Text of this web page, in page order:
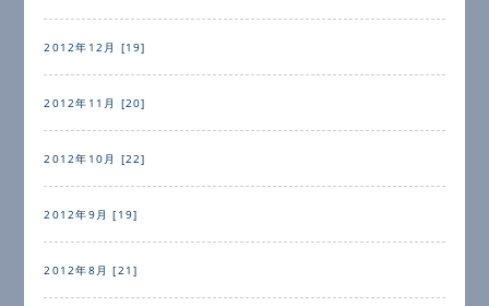
2012年12月 [19]
2012年11月 [20]
2012年10月 [22]
2012年9月 [19]
2012年8月 [21]